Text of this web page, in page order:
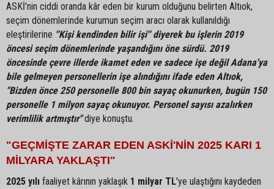
ASKİ'nin ciddi oranda kâr eden bir kurum olduğunu belirten Altıok,
seçim dönemlerinde kurumun seçim aracı olarak kullanıldığı
eleştirilerine ''Kişi kendinden bilir işi'' diyerek bu işlerin 2019
öncesi seçim dönemlerinde yaşandığını öne sürdü. 2019
öncesinde çevre illerde ikamet eden ve sadece işe değil Adana'ya
bile gelmeyen personellerin işe alındığını ifade eden Altıok,
"Bizden önce 250 personelle 800 bin sayaç okunurken, bugün 150
personelle 1 milyon sayaç okunuyor. Personel sayısı azalırken
verimlilik artmıştır"diye konuştu.
"GEÇMİŞTE ZARAR EDEN ASKİ'NİN 2025 KARI 1
MİLYARA YAKLAŞTI"
2025 yılı faaliyet kârının yaklaşık 1 milyar TL'ye ulaştığını kaydeden